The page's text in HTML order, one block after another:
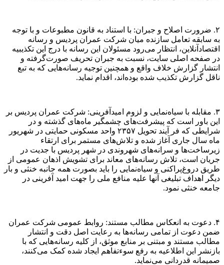
۲. ضرورت اصلاح و جبران: با استناد به قانون مطبوعات و با توجه
به سابقه تعامل سازنده میان شرکت عمران پردیس و رسانه
اقتصادآنلاین، انتظار می‌رود مسئولان این رسانه با درج این تکذیبیه
در صفحه اصلی سایت، نسبت به جبران تحریف صورت‌گرفته و
انتشار گزارش خلاف واقع و همچنین توجیه رسانه‌هایی که به تبع
ناقل گزارش تکذیب شده بوده‌اند، اقدام نماید.
۳. مقابله با سیاه‌نمایی و لزوم امیدآفرینی: شرکت عمران پردیس بر
این باور است که پیشرفت‌های چشمگیر ماه‌های گذشته و در
شرایطی که فر آیند تحویل ۲۳۵۷ واحد مسکونی حمایتی در شهریور
ماه سال جاری آغاز شده و تلاش‌های مستمر برای ارتقاء
زیرساخت‌ها و سرانه‌های شهروندی در شهر پردیس با جدیت در
جریان است، تلاش رسانه‌های معاند برای تشویش اذهان عمومی از
طریق دروغ‌پراکنی و سیاه‌نمایی را باید بصورت همه جانبه خنثی و بار
دیگر اهداف تبلیغی آنها علیه منافع ملی را جهت امید آفرینی در
جامعه خنثی نمود.
۴. دعوت به انعکاس مطالب مستند: روابط عمومی شرکت عمران
ضمن دعوت از تمامی رسانه‌ها به رعایت اصل دقت و انتشار
مطالب مستند و مبتنی بر منابع موثق، از کلیه رسانه‌هایی که با
بازنشر این اطلاعیه به رفع سوءتفاهم ایجاد شده کمک می‌کنند،
صمیمانه قدردانی می‌نماید.